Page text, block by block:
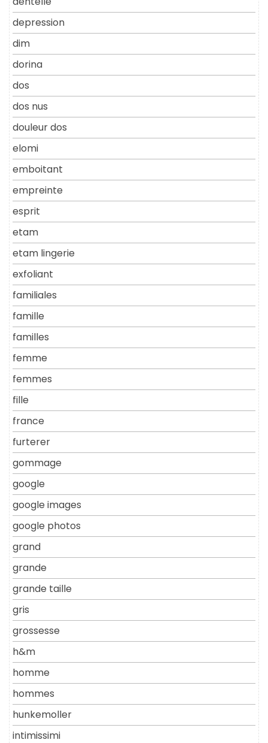
depression
dim
dorina
dos
dos nus
douleur dos
elomi
emboitant
empreinte
esprit
etam
etam lingerie
exfoliant
familiales
famille
familles
femme
femmes
fille
france
furterer
gommage
google
google images
google photos
grand
grande
grande taille
gris
grossesse
h&m
homme
hommes
hunkemoller
intimissimi